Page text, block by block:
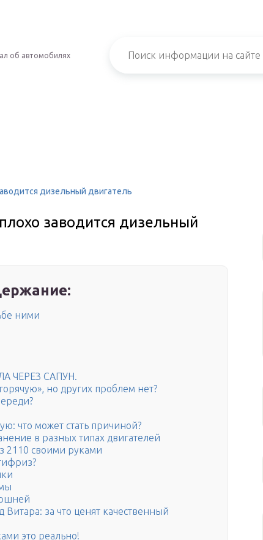
об автомобилях
дизельный двигатель
заводится дизельный
ними
ЧЕРЕЗ САПУН.
но других проблем нет?
что может стать причиной?
в разных типах двигателей
2110 своими руками
за что ценят качественный
это реально!